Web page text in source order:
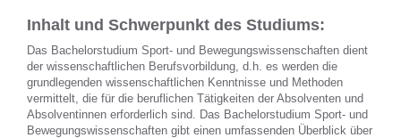
Inhalt und Schwerpunkt des Studiums:
Das Bachelorstudium Sport- und Bewegungswissenschaften dient
der wissenschaftlichen Berufsvorbildung, d.h. es werden die
grundlegenden wissenschaftlichen Kenntnisse und Methoden
vermittelt, die für die beruflichen Tätigkeiten der Absolventen und
Absolventinnen erforderlich sind. Das Bachelorstudium Sport- und
Bewegungswissenschaften gibt einen umfassenden Überblick über